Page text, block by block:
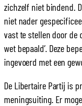
zichzelf niet bindend.
niet nader
vast te stellen door de
wet bepaald’. Deze
ingevoerd met een
De Libertaire Partij is
meningsuiting. Er